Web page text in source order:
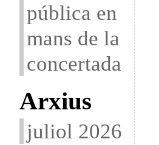
pública en
mans de la
concertada
Arxius
juliol 2026